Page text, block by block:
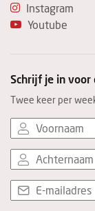
Instagram
Youtube
Schrijf je in
Twee keer per